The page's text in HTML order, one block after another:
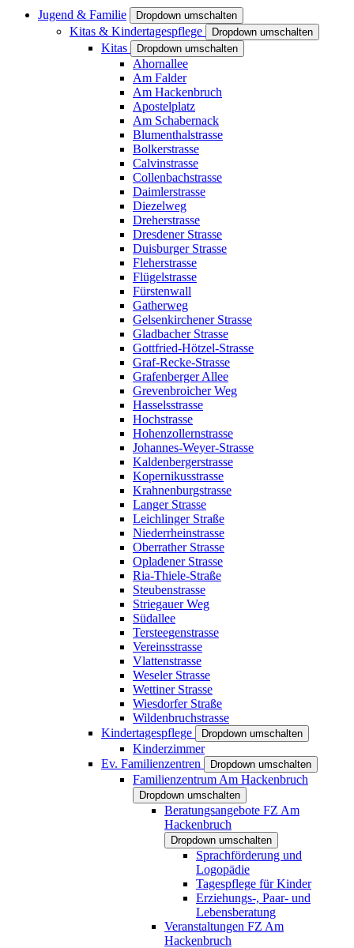
Jugend & Familie Dropdown umschalten
Kitas & Kindertagespflege Dropdown umschalten
Kitas Dropdown umschalten
Ahornallee
Am Falder
Am Hackenbruch
Apostelplatz
Am Schabernack
Blumenthalstrasse
Bolkerstrasse
Calvinstrasse
Collenbachstrasse
Daimlerstrasse
Diezelweg
Dreherstrasse
Dresdener Strasse
Duisburger Strasse
Fleherstrasse
Flügelstrasse
Fürstenwall
Gatherweg
Gelsenkirchener Strasse
Gladbacher Strasse
Gottfried-Hötzel-Strasse
Graf-Recke-Strasse
Grafenberger Allee
Grevenbroicher Weg
Hasselsstrasse
Hochstrasse
Hohenzollernstrasse
Johannes-Weyer-Strasse
Kaldenbergerstrasse
Kopernikusstrasse
Krahnenburgstrasse
Langer Strasse
Leichlinger Straße
Niederrheinstrasse
Oberrather Strasse
Opladener Strasse
Ria-Thiele-Straße
Steubenstrasse
Striegauer Weg
Südallee
Tersteegenstrasse
Vereinsstrasse
Vlattenstrasse
Weseler Strasse
Wettiner Strasse
Wiesdorfer Straße
Wildenbruchstrasse
Kindertagespflege
Dropdown umschalten
Kinderzimmer
Ev. Familienzentren
Dropdown umschalten
Familienzentrum Am Hackenbruch
Dropdown umschalten
Beratungsangebote FZ Am
Hackenbruch
Dropdown umschalten
Sprachförderung und
Logopädie
Tagespflege für Kinder
Erziehungs-, Paar- und
Lebensberatung
Veranstaltungen FZ Am
Hackenbruch